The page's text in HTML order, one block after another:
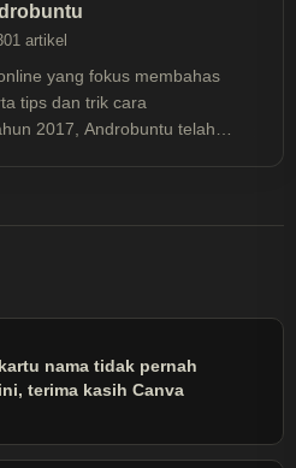
artikel
yang fokus membahas
tips dan trik cara
2017, Androbuntu telah
nama tidak pernah
terima kasih Canva